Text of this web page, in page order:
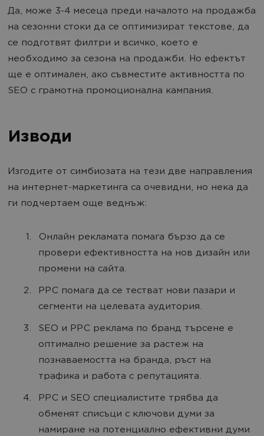
Да, може 3-4 месеца преди началото на продажба
на сезонни стоки да се оптимизират текстове, да
се подготвят филтри и всичко, което е
необходимо за сезона на продажби. Но ефектът
ще е оптимален, ако съвместите активността по
SEO с грамотна промоционална кампания.
Изводи
Изгодите от симбиозата на тези две направления
на интернет-маркетинга са очевидни, но нека да
ги подчертаем още веднъж:
Онлайн рекламата помага бързо да се
провери ефективността на нов дизайн или
промени на сайта.
PPC помага да се тестват нови пазари и
сегменти на целевата аудитория.
SEO и РРС реклама по бранд търсене е
оптимално решение за растеж на
познаваемостта на бранда, ръст на
трафика и работа с репутацията.
PPC и SEO специалистите трябва да
обменят списъци с ключови думи за
намиране на потенциално ефективни думи